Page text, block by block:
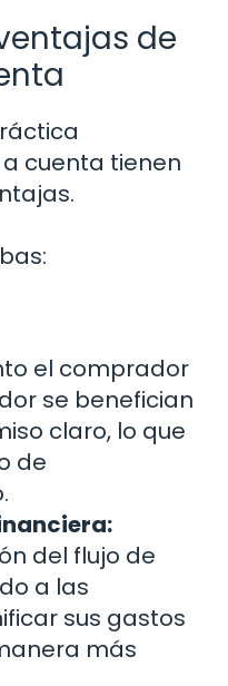
de
cuenta tienen
el comprador
se benefician
claro, lo que
de
del flujo de
a las
sus gastos
más